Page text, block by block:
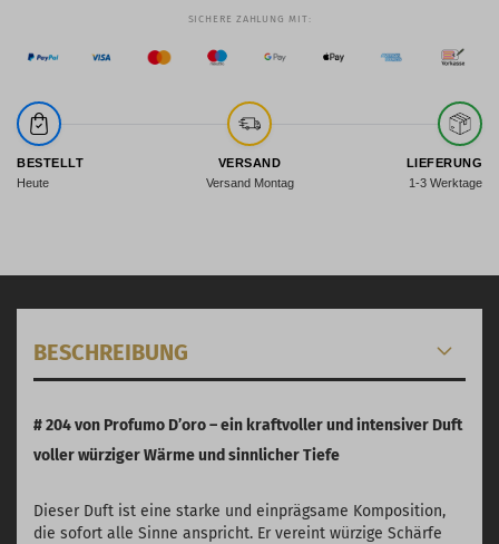
BESTELLT
Heute
VERSAND
Versand Montag
LIEFERUNG
1-3 Werktage
BESCHREIBUNG
# 204 von Profumo D’oro – ein kraftvoller und intensiver Duft
voller würziger Wärme und sinnlicher Tiefe
Dieser Duft ist eine starke und einprägsame Komposition,
die sofort alle Sinne anspricht. Er vereint würzige Schärfe